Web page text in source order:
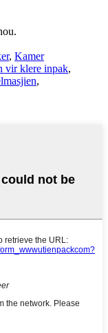
, Kamer
vir klere inpak,
,